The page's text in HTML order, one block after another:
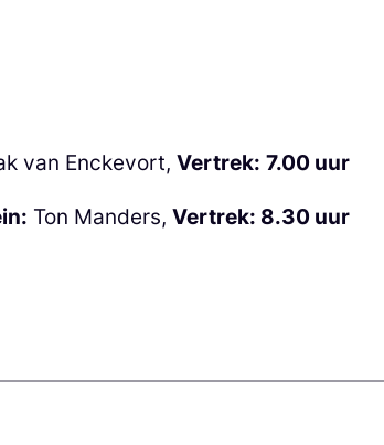
van Enckevort, Vertrek: 7.00 uur
Ton Manders, Vertrek: 8.30 uur